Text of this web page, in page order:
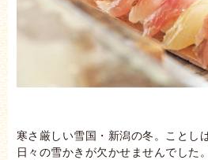
寒さ厳しい雪国・新潟の冬。ことし
日々の雪かきが欠かせませんでした